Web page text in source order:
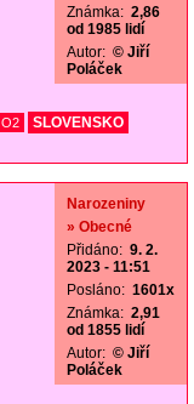
Známka: 2,86
od 1985 lidí
Autor: © Jiří
Poláček
O2
SLOVENSKO
Narozeniny
» Obecné
Přidáno: 9. 2.
2023 - 11:51
Posláno: 1601x
Známka: 2,91
od 1855 lidí
Autor: © Jiří
Poláček